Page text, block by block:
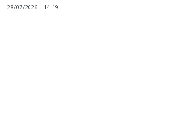
28/07/2026 - 14:19